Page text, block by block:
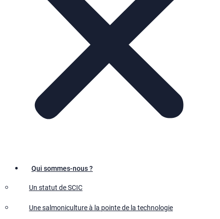
Qui sommes-nous ?
Un statut de SCIC
Une salmoniculture à la pointe de la technologie